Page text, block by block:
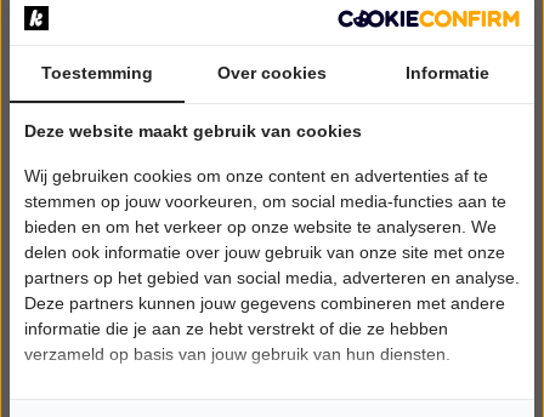
Toestemming Over cookies Informatie
Deze website maakt gebruik van cookies
Wij gebruiken cookies om onze content en advertenties af te
stemmen op jouw voorkeuren, om social media-functies aan te
bieden en om het verkeer op onze website te analyseren. We
delen ook informatie over jouw gebruik van onze site met onze
partners op het gebied van social media, adverteren en analyse.
Deze partners kunnen jouw gegevens combineren met andere
informatie die je aan ze hebt verstrekt of die ze hebben
verzameld op basis van jouw gebruik van hun diensten.